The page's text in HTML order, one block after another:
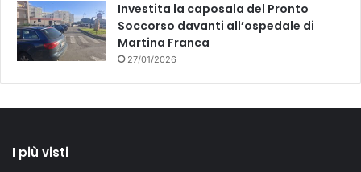
Investita la caposala del Pronto
Soccorso davanti all’ospedale di
Martina Franca
27/01/2026
I più visti